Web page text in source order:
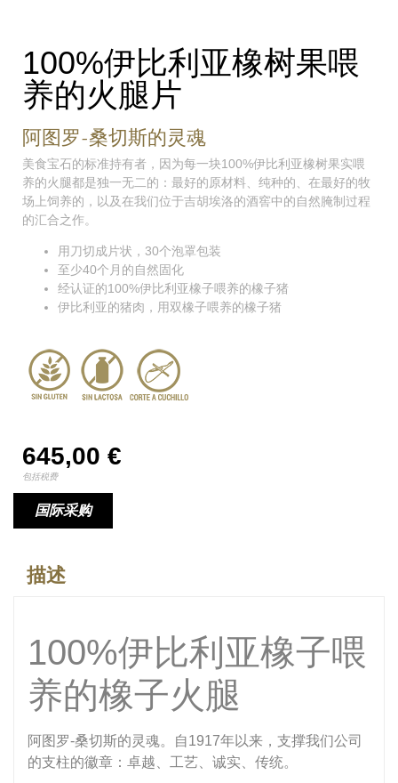
100%伊比利亚橡树果喂
养的火腿片
阿图罗-桑切斯的灵魂
美食宝石的标准持有者，因为每一块100%伊比利亚橡树果实喂
养的火腿都是独一无二的：最好的原材料、纯种的、在最好的牧
场上饲养的，以及在我们位于吉胡埃洛的酒窖中的自然腌制过程
的汇合之作。
用刀切成片状，30个泡罩包装
至少40个月的自然固化
经认证的100%伊比利亚橡子喂养的橡子猪
伊比利亚的猪肉，用双橡子喂养的橡子猪
645,00 €
包括税费
国际采购
描述
100%伊比利亚橡子喂
养的橡子火腿
阿图罗-桑切斯的灵魂。自1917年以来，支撑我们公司
的支柱的徽章：卓越、工艺、诚实、传统。